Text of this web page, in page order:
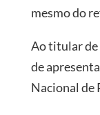
mesmo do
Ao titular de
de
Nacional de